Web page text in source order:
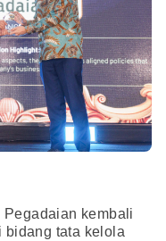
Pegadaian kembali
bidang tata kelola